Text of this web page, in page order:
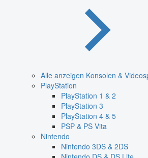
Alle anzeigen Konsolen &
PlayStation
PlayStation 1 & 2
PlayStation 3
PlayStation 4 & 5
PSP & PS Vita
Nintendo
Nintendo 3DS & 2DS